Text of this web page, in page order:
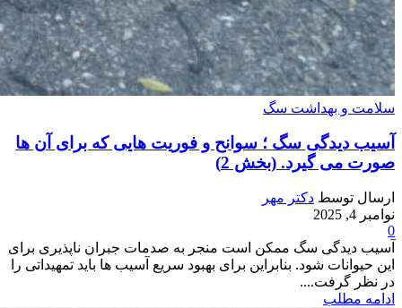
سلامت و بهداشت سگ
آسیب دیدگی سگ ؛ سوانح و فوریت هایی که برای آن ها
صورت می گیرد. (بخش 2)
ارسال توسط دکتر مهر
نوامبر 4, 2025
0
آسیب دیدگی سگ ممکن است منجر به صدمات جبران ناپذیری برای
این حیوانات شود. بنابراین برای بهبود سریع آسیب ها باید تمهیداتی را
در نظر گرفت....
ادامه مطلب